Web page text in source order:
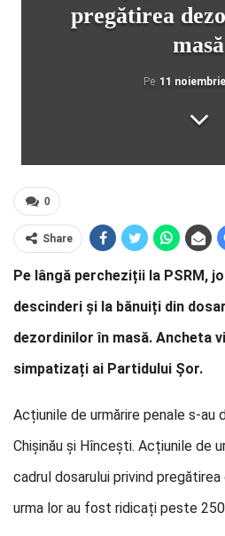
pregătirea
masă
Pe 11
0
Share
Pe lângă percheziții la PSRM,
descinderi și la bănuiți din
dezordinilor în masă. Ancheta
simpatizați ai Partidului Șor.
Acțiunile de urmărire penale s-au
Chișinău și Hîncești. Acțiunile de
cadrul dosarului privind pregătirea
urma lor au fost ridicați peste